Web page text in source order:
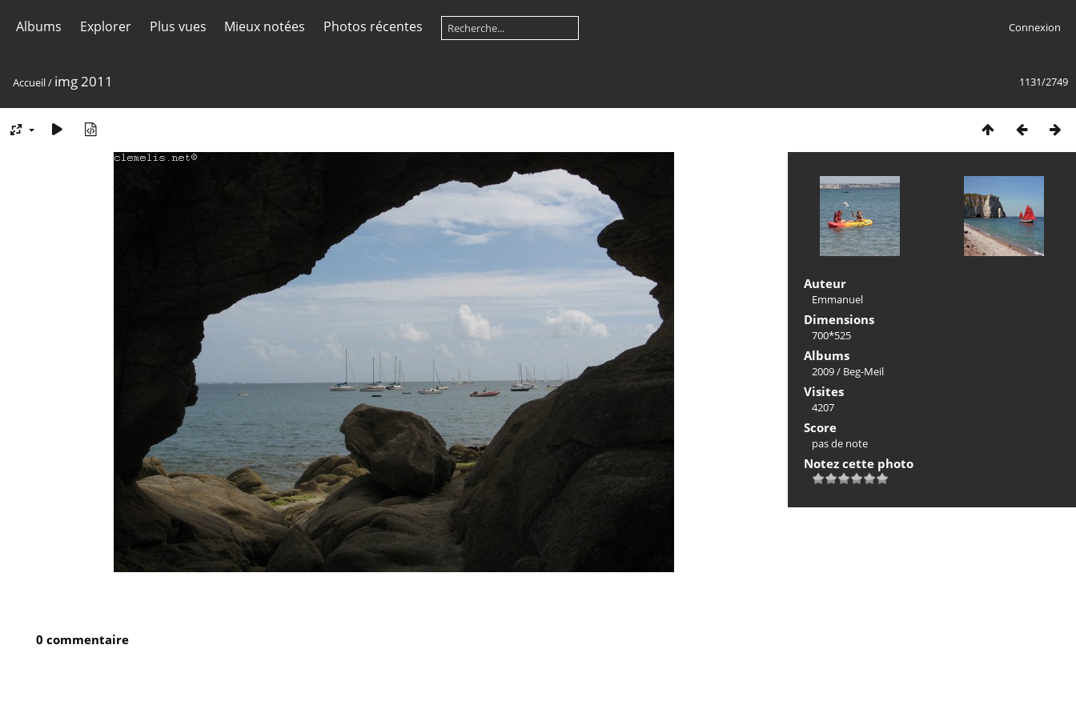
Albums Explorer Plus vues Mieux notées Photos récentes Connexion
1131/2749
Accueil/ img 2011
Auteur
Emmanuel
Dimensions
700*525
Albums
2009/ Beg-Meil
Visites
4207
Score
pas de note
Notez cette photo
0 commentaire